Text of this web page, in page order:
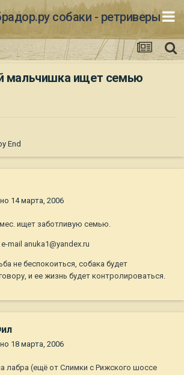
собаки - ретриверы
мальчишка ищет семью
End
14 марта, 2006
ищет заботливую семью.
mail anuka1@yandex.ru
не беспокоиться, собака будет
и ее жизнь будет контролироваться.
18 марта, 2006
лабра (ещё от Слимки с Рижского шоссе